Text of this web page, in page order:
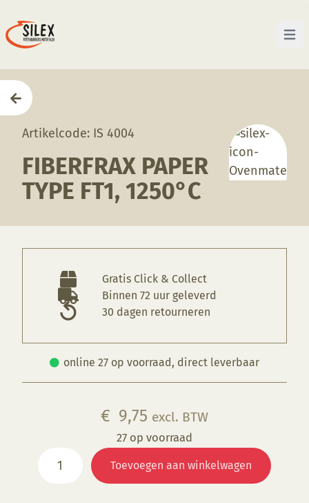
Open
Artikelcode: IS 4004
FIBERFRAX PAPER
TYPE FT1, 1250°C
Gratis Click & Collect
Binnen 72 uur geleverd
30 dagen retourneren
online 27 op voorraad, direct leverbaar
€ 9,75 excl. BTW
27 op voorraad
paper
Toevoegen aan winkelwagen